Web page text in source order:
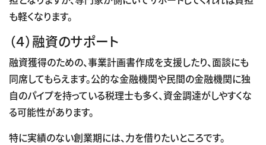
も軽くなります。
（４）融資のサポート
融資獲得のための、事業計画書作成を支援したり、面談にも
同席してもらえます。公的な金融機関や民間の金融機関に独
自のパイプを持っている税理士も多く、資金調達がしやすくな
る可能性があります。
特に実績のない創業期には、力を借りたいところです。